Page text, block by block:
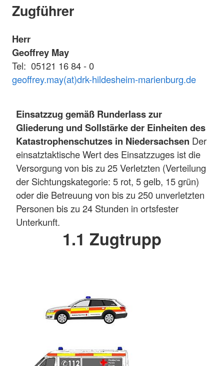
Zugführer
Herr
Geoffrey May
Tel: 05121 16 84 - 0
geoffrey.may(at)drk-hildesheim-marienburg.de
Einsatzzug gemäß Runderlass zur
Gliederung und Sollstärke der Einheiten des
Katastrophenschutzes in Niedersachsen Der
einsatztaktische Wert des Einsatzzuges ist die
Versorgung von bis zu 25 Verletzten (Verteilung
der Sichtungskategorie: 5 rot, 5 gelb, 15 grün)
oder die Betreuung von bis zu 250 unverletzten
Personen bis zu 24 Stunden in ortsfester
Unterkunft.
1.1 Zugtrupp